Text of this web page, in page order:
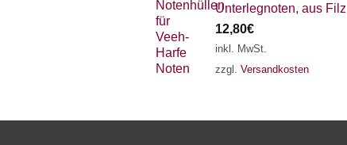
Unterlegnoten, aus Filz
12,80€
inkl. MwSt.
zzgl. Versandkosten